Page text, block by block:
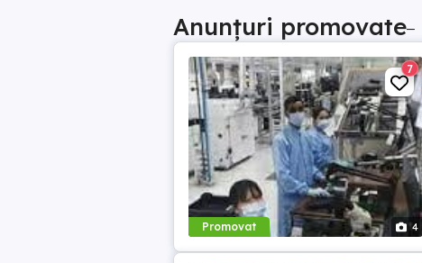
Anunțuri promovate–
Promovat 4
7